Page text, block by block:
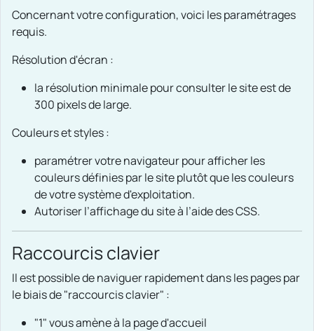
Concernant votre configuration, voici les paramétrages
requis.
Résolution d'écran :
la résolution minimale pour consulter le site est de
300 pixels de large.
Couleurs et styles :
paramétrer votre navigateur pour afficher les
couleurs définies par le site plutôt que les couleurs
de votre système d'exploitation.
Autoriser l’affichage du site à l’aide des CSS.
Raccourcis clavier
Il est possible de naviguer rapidement dans les pages par
le biais de "raccourcis clavier" :
"1" vous amène à la page d'accueil